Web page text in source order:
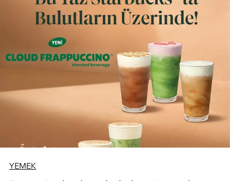
müziği ve açık havadaki özel puro alanını tek bir çatı
altında sunuyor.
YEMEK